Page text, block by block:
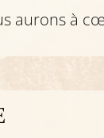
aurons à